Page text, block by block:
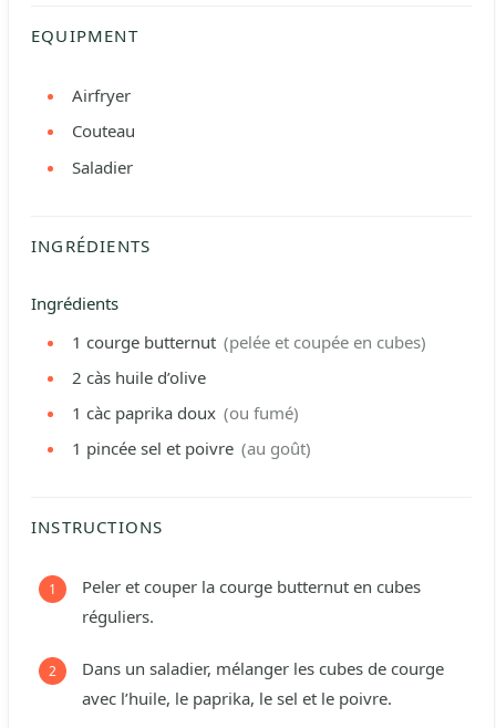
EQUIPMENT
Airfryer
Couteau
Saladier
INGRÉDIENTS
Ingrédients
1 courge butternut (pelée et coupée en cubes)
2 càs huile d’olive
1 càc paprika doux (ou fumé)
1 pincée sel et poivre (au goût)
INSTRUCTIONS
Peler et couper la courge butternut en cubes
réguliers.
Dans un saladier, mélanger les cubes de courge
avec l’huile, le paprika, le sel et le poivre.